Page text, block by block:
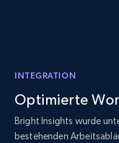
Amazon products
Asin, URL, Name,
price, Currency,
INTEGRATION
Optimierte
Bright Insights wurde
bestehenden